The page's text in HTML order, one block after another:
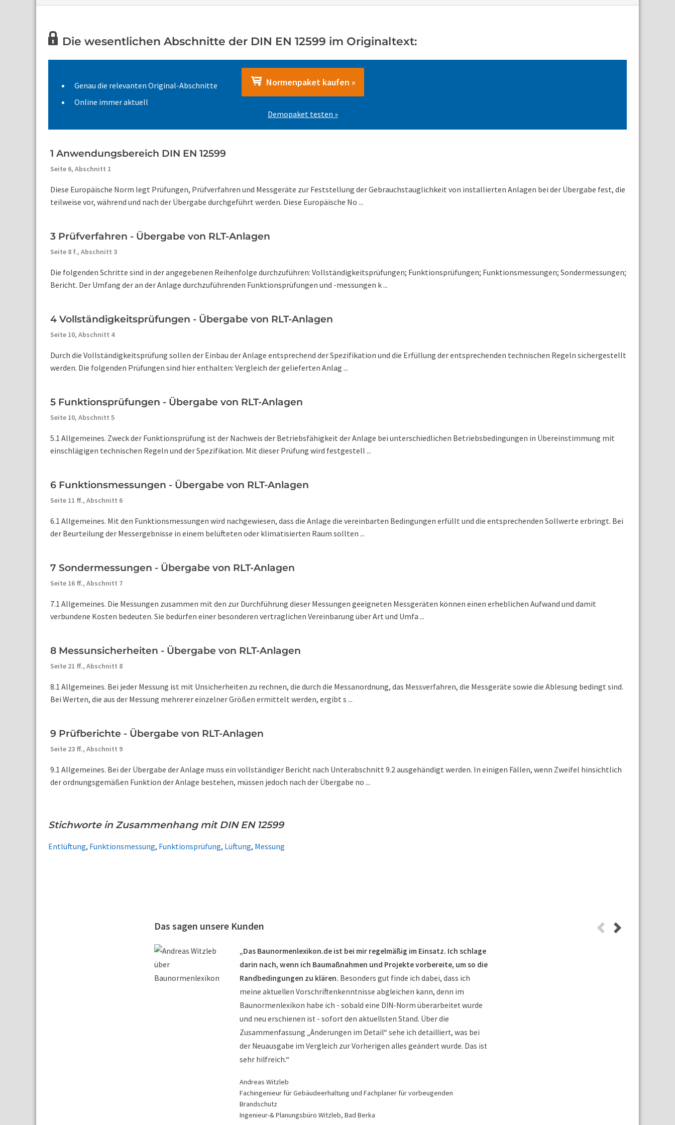
Die wesentlichen Abschnitte der DIN EN 12599 im Originaltext:
Genau die relevanten Original-Abschnitte
Online immer aktuell
Normenpaket kaufen »
Demopaket testen »
1 Anwendungsbereich DIN EN 12599
Seite 6, Abschnitt 1
Diese Europäische Norm legt Prüfungen, Prüfverfahren und Messgeräte zur Feststellung der Gebrauchstauglichkeit von installierten Anlagen bei der Übergabe fest, die
teilweise vor, während und nach der Übergabe durchgeführt werden. Diese Europäische No ...
3 Prüfverfahren - Übergabe von RLT-Anlagen
Seite 8 f., Abschnitt 3
Die folgenden Schritte sind in der angegebenen Reihenfolge durchzuführen: Vollständigkeitsprüfungen; Funktionsprüfungen; Funktionsmessungen; Sondermessungen;
Bericht. Der Umfang der an der Anlage durchzuführenden Funktionsprüfungen und -messungen k ...
4 Vollständigkeitsprüfungen - Übergabe von RLT-Anlagen
Seite 10, Abschnitt 4
Durch die Vollständigkeitsprüfung sollen der Einbau der Anlage entsprechend der Spezifikation und die Erfüllung der entsprechenden technischen Regeln sichergestellt
werden. Die folgenden Prüfungen sind hier enthalten: Vergleich der gelieferten Anlag ...
5 Funktionsprüfungen - Übergabe von RLT-Anlagen
Seite 10, Abschnitt 5
5.1 Allgemeines. Zweck der Funktionsprüfung ist der Nachweis der Betriebsfähigkeit der Anlage bei unterschiedlichen Betriebsbedingungen in Übereinstimmung mit
einschlägigen technischen Regeln und der Spezifikation. Mit dieser Prüfung wird festgestell ...
6 Funktionsmessungen - Übergabe von RLT-Anlagen
Seite 11 ff., Abschnitt 6
6.1 Allgemeines. Mit den Funktionsmessungen wird nachgewiesen, dass die Anlage die vereinbarten Bedingungen erfüllt und die entsprechenden Sollwerte erbringt. Bei
der Beurteilung der Messergebnisse in einem belüfteten oder klimatisierten Raum sollten ...
7 Sondermessungen - Übergabe von RLT-Anlagen
Seite 16 ff., Abschnitt 7
7.1 Allgemeines. Die Messungen zusammen mit den zur Durchführung dieser Messungen geeigneten Messgeräten können einen erheblichen Aufwand und damit
verbundene Kosten bedeuten. Sie bedürfen einer besonderen vertraglichen Vereinbarung über Art und Umfa ...
8 Messunsicherheiten - Übergabe von RLT-Anlagen
Seite 21 ff., Abschnitt 8
8.1 Allgemeines. Bei jeder Messung ist mit Unsicherheiten zu rechnen, die durch die Messanordnung, das Messverfahren, die Messgeräte sowie die Ablesung bedingt sind.
Bei Werten, die aus der Messung mehrerer einzelner Größen ermittelt werden, ergibt s ...
9 Prüfberichte - Übergabe von RLT-Anlagen
Seite 23 ff., Abschnitt 9
9.1 Allgemeines. Bei der Übergabe der Anlage muss ein vollständiger Bericht nach Unterabschnitt 9.2 ausgehändigt werden. In einigen Fällen, wenn Zweifel hinsichtlich
der ordnungsgemäßen Funktion der Anlage bestehen, müssen jedoch nach der Übergabe no ...
Stichworte in Zusammenhang mit DIN EN 12599
Entlüftung, Funktionsmessung, Funktionsprüfung, Lüftung, Messung
Das sagen unsere Kunden
„Das Baunormenlexikon.de ist bei mir regelmäßig im Einsatz. Ich schlage
darin nach, wenn ich Baumaßnahmen und Projekte vorbereite, um so die
Randbedingungen zu klären. Besonders gut finde ich dabei, dass ich
meine aktuellen Vorschriftenkenntnisse abgleichen kann, denn im
Baunormenlexikon habe ich - sobald eine DIN-Norm überarbeitet wurde
und neu erschienen ist - sofort den aktuellsten Stand. Über die
Zusammenfassung „Änderungen im Detail“ sehe ich detailliert, was bei
der Neuausgabe im Vergleich zur Vorherigen alles geändert wurde. Das ist
sehr hilfreich.“
Andreas Witzleb
Fachingenieur für Gebäudeerhaltung und Fachplaner für vorbeugenden
Brandschutz
Ingenieur-& Planungsbüro Witzleb, Bad Berka